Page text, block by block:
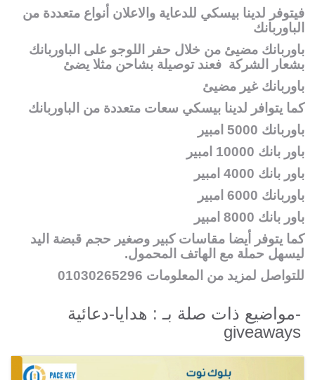
فيتوفر لدينا بيسكي للدعاية والاعلان أنواع متعددة من
الباوربانك
باوربانك مضيئ من خلال حفر اللوجو على الباوربانك
بشعار الشركة فعند توصيلة بشاحن مثلا يضئ
باوربانك غير مضيئ
كما يتوافر لدينا بيسكي سعات متعددة من الباوربانك
باوربانك 5000 امبير
باور بانك 10000 امبير
باور بانك 4000 امبير
باوربانك 6000 امبير
باور بانك 8000 امبير
كما يتوفر أيضا مقاسات كبير وصغير حجم قبضة اليد
ليسهل حملة مع الهاتف المحمول.
للتواصل لمزيد من المعلومات 01030265296
مواضيع ذات صلة بـ : هدايا-دعائية-
giveaways